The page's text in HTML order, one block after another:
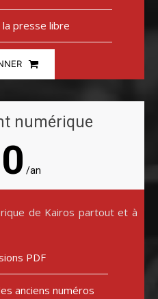
presse libre
numérique
/an
de Kairos partout et à
PDF
anciens numéros